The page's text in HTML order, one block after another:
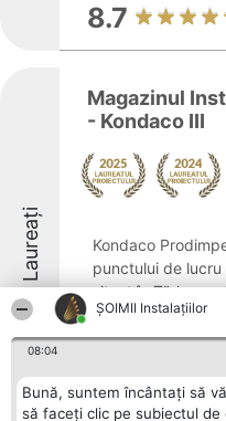
ŞOIMII Instalaţiilor
08:04
Bună, suntem încântați să
să faceți clic pe subiectul de
8.7
Laureați
Magazinul
- Kondaco III
Kondaco
punctului de
situat în
s-a impus ca o
soluțiilor
8.2